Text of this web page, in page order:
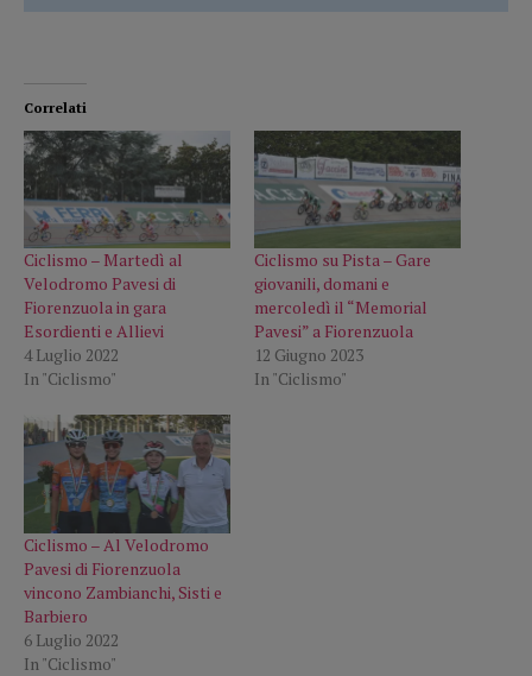
Correlati
Ciclismo – Martedì al
Velodromo Pavesi di
Fiorenzuola in gara
Esordienti e Allievi
4 Luglio 2022
In "Ciclismo"
Ciclismo su Pista – Gare
giovanili, domani e
mercoledì il “Memorial
Pavesi” a Fiorenzuola
12 Giugno 2023
In "Ciclismo"
Ciclismo – Al Velodromo
Pavesi di Fiorenzuola
vincono Zambianchi, Sisti e
Barbiero
6 Luglio 2022
In "Ciclismo"